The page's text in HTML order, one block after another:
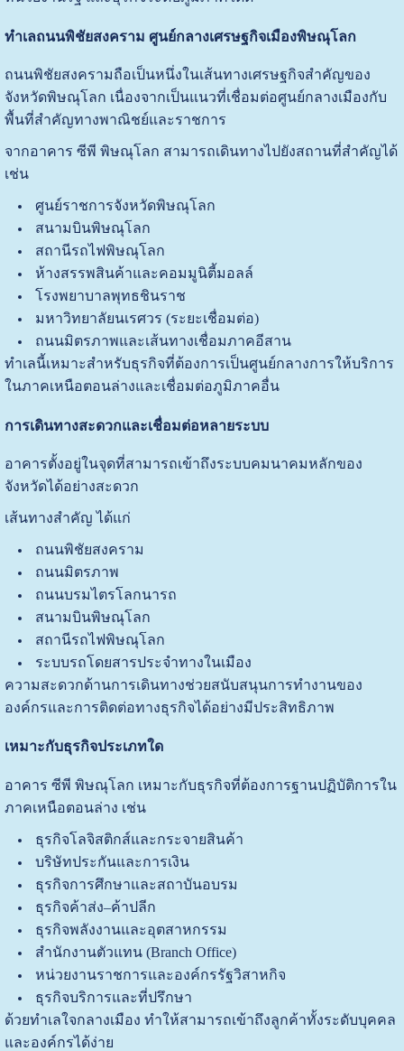
ทำเลถนนพิชัยสงคราม ศูนย์กลางเศรษฐกิจเมืองพิษณุโลก
ถนนพิชัยสงครามถือเป็นหนึ่งในเส้นทางเศรษฐกิจสำคัญของ
จังหวัดพิษณุโลก เนื่องจากเป็นแนวที่เชื่อมต่อศูนย์กลางเมืองกับ
พื้นที่สำคัญทางพาณิชย์และราชการ
จากอาคาร ซีพี พิษณุโลก สามารถเดินทางไปยังสถานที่สำคัญได้
เช่น
ศูนย์ราชการจังหวัดพิษณุโลก
สนามบินพิษณุโลก
สถานีรถไฟพิษณุโลก
ห้างสรรพสินค้าและคอมมูนิตี้มอลล์
โรงพยาบาลพุทธชินราช
มหาวิทยาลัยนเรศวร (ระยะเชื่อมต่อ)
ถนนมิตรภาพและเส้นทางเชื่อมภาคอีสาน
ทำเลนี้เหมาะสำหรับธุรกิจที่ต้องการเป็นศูนย์กลางการให้บริการ
ในภาคเหนือตอนล่างและเชื่อมต่อภูมิภาคอื่น
การเดินทางสะดวกและเชื่อมต่อหลายระบบ
อาคารตั้งอยู่ในจุดที่สามารถเข้าถึงระบบคมนาคมหลักของ
จังหวัดได้อย่างสะดวก
เส้นทางสำคัญ ได้แก่
ถนนพิชัยสงคราม
ถนนมิตรภาพ
ถนนบรมไตรโลกนารถ
สนามบินพิษณุโลก
สถานีรถไฟพิษณุโลก
ระบบรถโดยสารประจำทางในเมือง
ความสะดวกด้านการเดินทางช่วยสนับสนุนการทำงานของ
องค์กรและการติดต่อทางธุรกิจได้อย่างมีประสิทธิภาพ
เหมาะกับธุรกิจประเภทใด
อาคาร ซีพี พิษณุโลก เหมาะกับธุรกิจที่ต้องการฐานปฏิบัติการใน
ภาคเหนือตอนล่าง เช่น
ธุรกิจโลจิสติกส์และกระจายสินค้า
บริษัทประกันและการเงิน
ธุรกิจการศึกษาและสถาบันอบรม
ธุรกิจค้าส่ง–ค้าปลีก
ธุรกิจพลังงานและอุตสาหกรรม
สำนักงานตัวแทน (Branch Office)
หน่วยงานราชการและองค์กรรัฐวิสาหกิจ
ธุรกิจบริการและที่ปรึกษา
ด้วยทำเลใจกลางเมือง ทำให้สามารถเข้าถึงลูกค้าทั้งระดับบุคคล
และองค์กรได้ง่าย